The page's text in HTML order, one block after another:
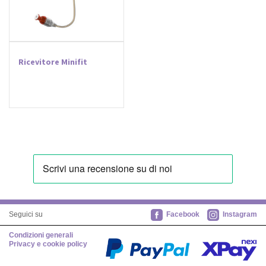
Ricevitore Minifit
Seguici su Facebook Instagram
Condizioni generali
Privacy e cookie policy